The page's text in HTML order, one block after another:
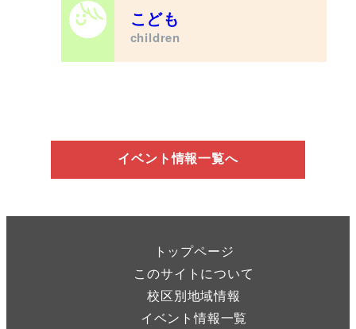
こども
children
イベント情報一覧へ
トップページ
このサイトについて
校区別地域情報
イベント情報一覧